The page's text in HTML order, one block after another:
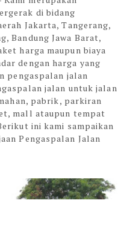
di bidang
Jakarta, Tangerang,
Bandung Jawa Barat,
harga maupun biaya
dengan harga yang
pengaspalan jalan
jalan untuk jalan
pabrik, parkiran
mall ataupun tempat
ini kami sampaikan
Pengaspalan Jalan